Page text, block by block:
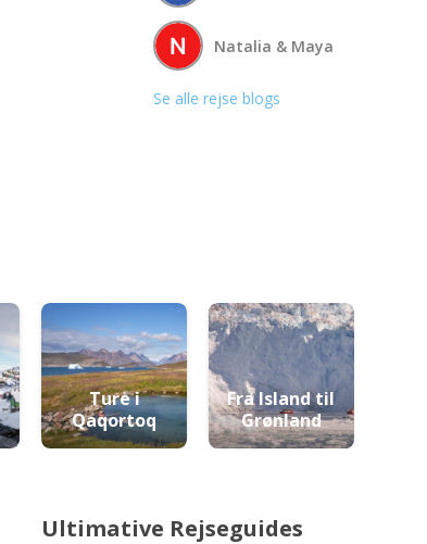
Natalia & Maya
Se alle rejse blogs
Ture i
Qaqortoq
Fra Island til
Grønland
Ultimative Rejseguides